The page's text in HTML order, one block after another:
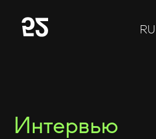
RU
Интервью